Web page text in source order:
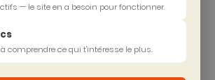
— le site en a besoin pour fonctionner.
comprendre ce qui t'intéresse le plus.
Technique > DevOps